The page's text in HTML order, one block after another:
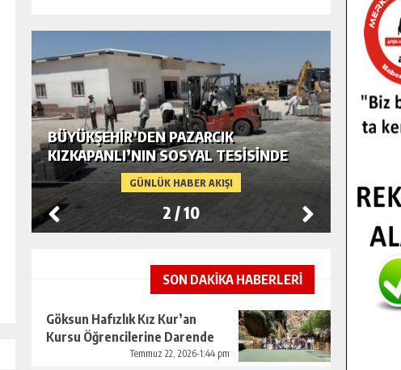
GÜNLÜK HABER AKIŞI
BÜYÜKŞEHIR’DEN PAZARCIK
KIZKAPANLI’NIN SOSYAL TESISINDE
ÇEVRE DÜZENLEMESI.
2 /10
SON DAKİKA HABERLERİ
Göksun Hafızlık Kız Kur’an
Kursu Öğrencilerine Darende
Temmuz 22, 2026-1:44 pm